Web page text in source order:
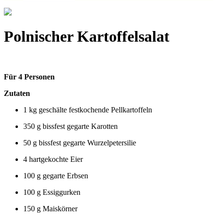
Polnischer Kartoffelsalat
Für 4 Personen
Zutaten
1 kg geschälte festkochende Pellkartoffeln
350 g bissfest gegarte Karotten
50 g bissfest gegarte Wurzelpetersilie
4 hartgekochte Eier
100 g gegarte Erbsen
100 g Essiggurken
150 g Maiskörner